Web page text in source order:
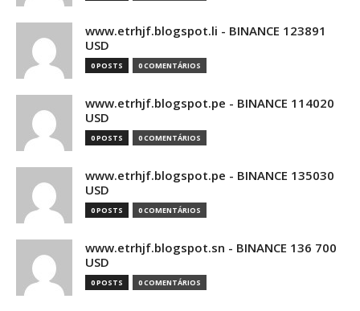
www.etrhjf.blogspot.li - BINANCE 123891
USD
0 POSTS 0 COMENTÁRIOS
www.etrhjf.blogspot.pe - BINANCE 114020
USD
0 POSTS 0 COMENTÁRIOS
www.etrhjf.blogspot.pe - BINANCE 135030
USD
0 POSTS 0 COMENTÁRIOS
www.etrhjf.blogspot.sn - BINANCE 136 700
USD
0 POSTS 0 COMENTÁRIOS